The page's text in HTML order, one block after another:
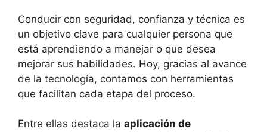
Conducir con seguridad, confianza y técnica es
un objetivo clave para cualquier persona que
está aprendiendo a manejar o que desea
mejorar sus habilidades. Hoy, gracias al avance
de la tecnología, contamos con herramientas
que facilitan cada etapa del proceso.
Entre ellas destaca la aplicación de